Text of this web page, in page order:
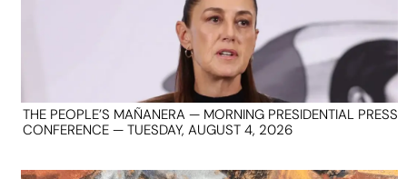
THE PEOPLE’S MAÑANERA — MORNING PRESIDENTIAL PRESS
CONFERENCE — TUESDAY, AUGUST 4, 2026